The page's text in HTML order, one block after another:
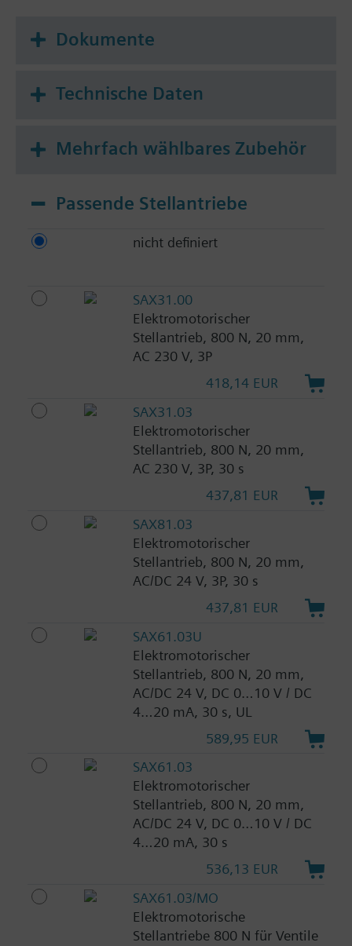
Dokumente
Technische Daten
Mehrfach wählbares Zubehör
Passende Stellantriebe
nicht definiert
SAX31.00
Elektromotorischer
Stellantrieb, 800 N, 20 mm,
AC 230 V, 3P
418,14 EUR
SAX31.03
Elektromotorischer
Stellantrieb, 800 N, 20 mm,
AC 230 V, 3P, 30 s
437,81 EUR
SAX81.03
Elektromotorischer
Stellantrieb, 800 N, 20 mm,
AC/DC 24 V, 3P, 30 s
437,81 EUR
SAX61.03U
Elektromotorischer
Stellantrieb, 800 N, 20 mm,
AC/DC 24 V, DC 0…10 V / DC
4…20 mA, 30 s, UL
589,95 EUR
SAX61.03
Elektromotorischer
Stellantrieb, 800 N, 20 mm,
AC/DC 24 V, DC 0…10 V / DC
4…20 mA, 30 s
536,13 EUR
SAX61.03/MO
Elektromotorische
Stellantriebe 800 N für Ventile